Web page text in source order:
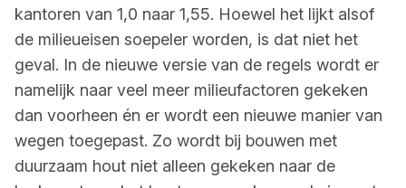
kantoren van 1,0 naar 1,55. Hoewel het lijkt alsof
de milieueisen soepeler worden, is dat niet het
geval. In de nieuwe versie van de regels wordt er
namelijk naar veel meer milieufactoren gekeken
dan voorheen én er wordt een nieuwe manier van
wegen toegepast. Zo wordt bij bouwen met
duurzaam hout niet alleen gekeken naar de